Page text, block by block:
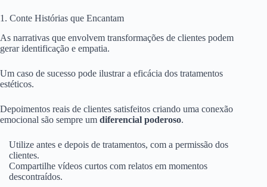
1. Conte Histórias que Encantam
As narrativas que envolvem transformações de clientes podem
gerar identificação e empatia.
Um caso de sucesso pode ilustrar a eficácia dos tratamentos
estéticos.
Depoimentos reais de clientes satisfeitos criando uma conexão
emocional são sempre um diferencial poderoso.
Utilize antes e depois de tratamentos, com a permissão dos
clientes.
Compartilhe vídeos curtos com relatos em momentos
descontraídos.